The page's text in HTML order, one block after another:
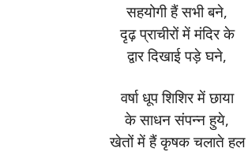
सहयोगी हैं सभी बने,
दृढ़ प्राचीरों में मंदिर के
द्वार दिखाई पड़े घने,
वर्षा धूप शिशिर में छाया
के साधन संपन्न हुये,
खेतों में हैं कृषक चलाते हल